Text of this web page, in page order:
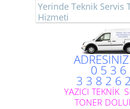
Yerinde Teknik Servis
Hizmeti
0 5 3 6
3 3 8 2 6
YAZICI TEKNİK
TONER